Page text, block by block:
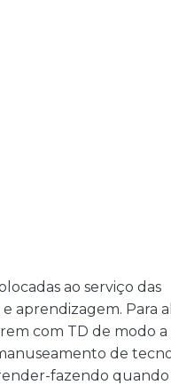
ao serviço das
aprendizagem. Para
com TD de modo
de
fazendo quando